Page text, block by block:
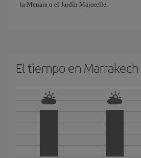
la Menara o el Jardín Majorelle.
El tiempo en Marrakech